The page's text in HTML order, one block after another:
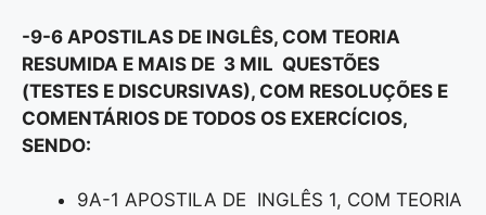
-9-6 APOSTILAS DE INGLÊS, COM TEORIA
RESUMIDA E MAIS DE 3 MIL QUESTÕES
(TESTES E DISCURSIVAS), COM RESOLUÇÕES E
COMENTÁRIOS DE TODOS OS EXERCÍCIOS,
SENDO:
9A-1 APOSTILA DE INGLÊS 1, COM TEORIA